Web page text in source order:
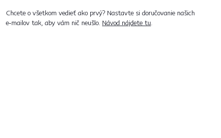
Chcete o všetkom vedieť ako prvý? Nastavte si doručovanie našich
e‑mailov tak, aby vám nič neušlo. Návod nájdete tu.